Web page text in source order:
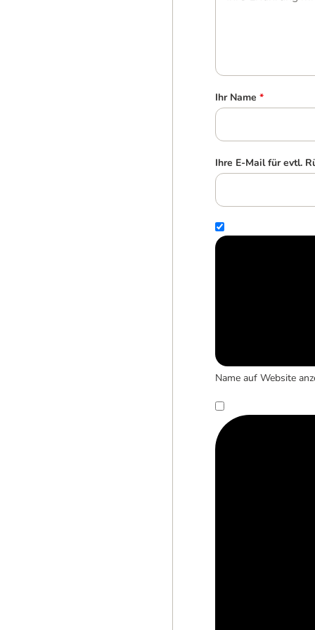
Ihr Name *
Ihre E-Mail für evtl.
Name auf Website